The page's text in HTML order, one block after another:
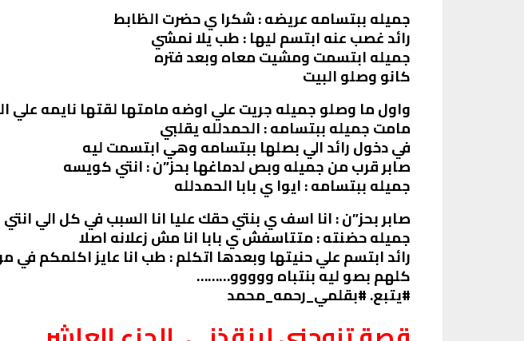
جميله ببتسامه عريضه : شكرا ي حضرت الظابط
رائد غصب عنه ابتسم ليها : طب يلا نمشي
جميله ابتسمت ومشيت معاه وبعد فتره
كانو وصلو البيت
واول ما وصلو جميله جريت علي اوضه مامتها لقتها نايمه علي
مامت جميله ببتسامه : الحمدلله يقلبي
في دخول رائد الي بصلها ببتسامه وهي ابتسمت ليه
صابر قرب من جميله وبص لدماغها بحز”ن : انتي كويسه
جميله ببتسامه : ايوا ي بابا الحمدلله
صابر بحز”ن : انا اسف ي بنتي حقك عليا انا السبب في كل الي
جميله حضنته : متتاسفش ي بابا انا مش زعلانه اصلا
رائد ابتسم علي حنيتها وبعدها اتكلم : طب انا عايز اكلمكم
كلهم بصو ليه بنتباه ووووو………
#يتبع. #بقلمي_رحمه_محمد